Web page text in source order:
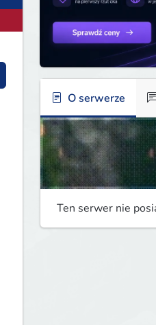
O serwerze
Ten serwer nie